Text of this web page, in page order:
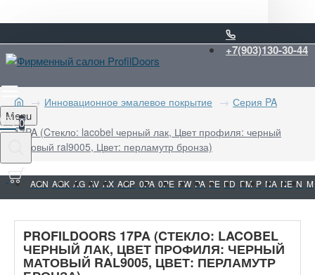
+7(903)130-30-44
Menu
0
Инновационное эмалевое покрытие Серия PA
17PA (Cтекло: lacobel черный лак, Цвет профиля: черный
матовый ral9005, Цвет: перламутр бронза)
AGN AGK AG AV AX AGP 0PA 0PE PW PA PE PD PM P NA NE N M
PROFILDOORS 17PA (CТЕКЛО: LACOBEL
ЧЕРНЫЙ ЛАК, ЦВЕТ ПРОФИЛЯ: ЧЕРНЫЙ
МАТОВЫЙ RAL9005, ЦВЕТ: ПЕРЛАМУТР